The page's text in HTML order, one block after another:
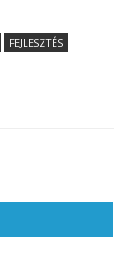
FEJLESZTÉS